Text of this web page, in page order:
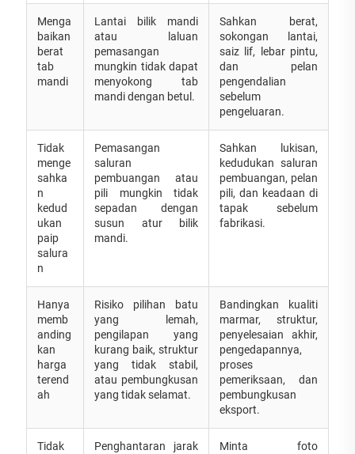
Menga
baikan
berat
tab
mandi
Lantai bilik mandi
atau laluan
pemasangan
mungkin tidak dapat
menyokong tab
mandi dengan betul.
Sahkan berat,
sokongan lantai,
saiz lif, lebar pintu,
dan pelan
pengendalian
sebelum
pengeluaran.
Tidak
menge
sahka
n
kedud
ukan
paip
salura
n
Pemasangan
saluran
pembuangan atau
pili mungkin tidak
sepadan dengan
susun atur bilik
mandi.
Sahkan lukisan,
kedudukan saluran
pembuangan, pelan
pili, dan keadaan di
tapak sebelum
fabrikasi.
Hanya
memb
anding
kan
harga
terend
ah
Risiko pilihan batu
yang lemah,
pengilapan yang
kurang baik, struktur
yang tidak stabil,
atau pembungkusan
yang tidak selamat.
Bandingkan kualiti
marmar, struktur,
penyelesaian akhir,
pengedapannya,
proses
pemeriksaan, dan
pembungkusan
eksport.
Tidak
Penghantaran jarak
Minta foto